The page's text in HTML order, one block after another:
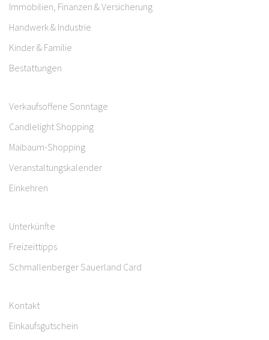
Immobilien, Finanzen & Versicherung
Handwerk & Industrie
Kinder & Familie
Bestattungen
Verkaufsoffene Sonntage
Candlelight Shopping
Maibaum-Shopping
Veranstaltungskalender
Einkehren
Unterkünfte
Freizeittipps
Schmallenberger Sauerland Card
Kontakt
Einkaufsgutschein